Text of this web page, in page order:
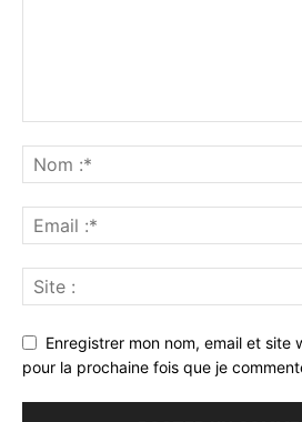
Enregistrer mon nom, email et site
pour la prochaine fois que je